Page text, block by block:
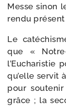
Messe sinon
ren­du pré­sent
Le
que «
l’Eucharistie
qu’elle ser­vit
pour
grâce ; la